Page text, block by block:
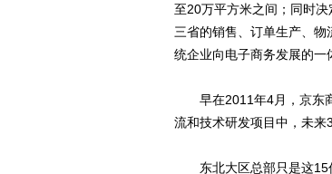
至20万平方米之间；同时
三省的销售、订单生产、
统企业向电子商务发展的一
早在2011年4月，京东商
流和技术研发项目中，未来
东北大区总部只是这15